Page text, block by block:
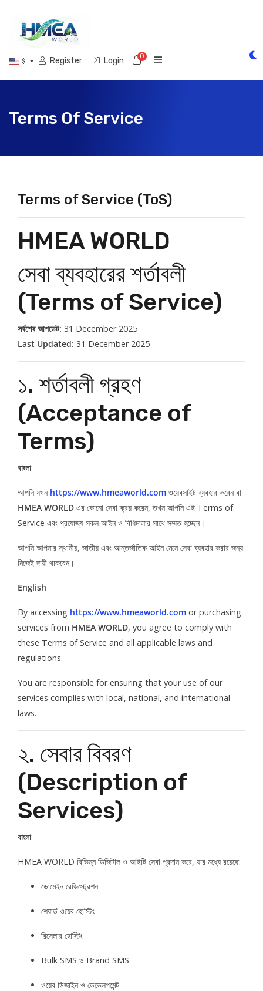
$ Register Login 0Shopping Cart
Terms Of Service
Terms of Service (ToS)
HMEA WORLD
সেবা ব্যবহারের শর্তাবলী
(Terms of Service)
সর্বশেষ আপডেট: 31 December 2025
Last Updated: 31 December 2025
১. শর্তাবলী গ্রহণ
(Acceptance of
Terms)
বাংলা
আপনি যখন https://www.hmeaworld.com ওয়েবসাইট ব্যবহার করেন বা
HMEA WORLD এর কোনো সেবা ক্রয় করেন, তখন আপনি এই Terms of
Service এবং প্রযোজ্য সকল আইন ও বিধিমালার সাথে সম্মত হচ্ছেন।
আপনি আপনার স্থানীয়, জাতীয় এবং আন্তর্জাতিক আইন মেনে সেবা ব্যবহার করার জন্য
নিজেই দায়ী থাকবেন।
English
By accessing https://www.hmeaworld.com or purchasing
services from HMEA WORLD, you agree to comply with
these Terms of Service and all applicable laws and
regulations.
You are responsible for ensuring that your use of our
services complies with local, national, and international
laws.
২. সেবার বিবরণ
(Description of
Services)
বাংলা
HMEA WORLD বিভিন্ন ডিজিটাল ও আইটি সেবা প্রদান করে, যার মধ্যে রয়েছে:
ডোমেইন রেজিস্ট্রেশন
শেয়ার্ড ওয়েব হোস্টিং
রিসেলার হোস্টিং
Bulk SMS ও Brand SMS
ওয়েব ডিজাইন ও ডেভেলপমেন্ট